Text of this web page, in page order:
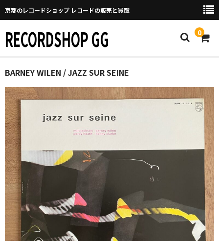
京都のレコードショップ レコードの販売と買取
RECORDSHOP GG 0
Home
マイページ
GGについて
買取について
取り置きなどについて
Categories
New Arrivals
新譜
GG RECORD （当店のレーベル）
BARNEY WILEN / JAZZ SUR SEINE